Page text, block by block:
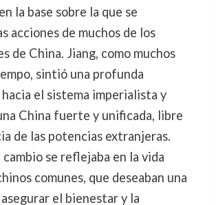
la base sobre la que se
acciones de muchos de los
de China. Jiang, como muchos
sintió una profunda
el sistema imperialista y
China fuerte y unificada, libre
de las potencias extranjeras.
se reflejaba en la vida
comunes, que deseaban una
el bienestar y la